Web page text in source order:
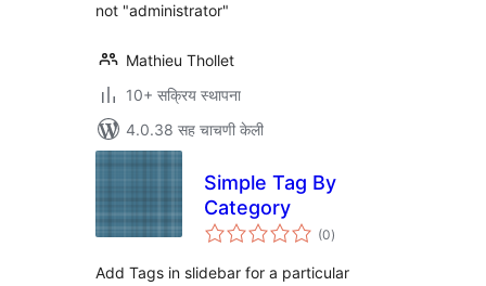
not "administrator"
Mathieu Thollet
10+ सक्रिय स्थापना
4.0.38 सह चाचणी केली
Simple Tag By
Category
(0एकूण
मूल्यांकन
)
Add Tags in slidebar for a particular